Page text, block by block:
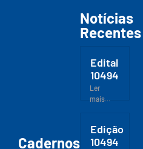
Cadernos
Notícias
Recentes
Edital
10494
Ler
mais...
Edição
10494